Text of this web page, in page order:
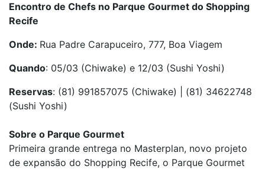
Encontro de Chefs no Parque Gourmet do Shopping
Recife
Onde: Rua Padre Carapuceiro, 777, Boa Viagem
Quando: 05/03 (Chiwake) e 12/03 (Sushi Yoshi)
Reservas: (81) 991857075 (Chiwake) | (81) 34622748
(Sushi Yoshi)
Sobre o Parque Gourmet
Primeira grande entrega no Masterplan, novo projeto
de expansão do Shopping Recife, o Parque Gourmet